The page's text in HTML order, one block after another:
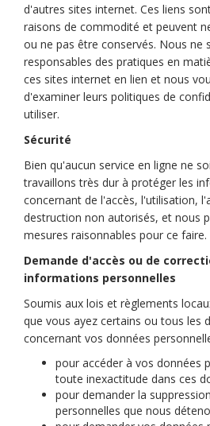
d'autres sites internet. Ces liens
raisons de commodité et peuvent
ou ne pas être conservés. Nous ne
responsables des pratiques en
ces sites internet en lien et nous
d'examiner leurs politiques de
utiliser.
Sécurité
Bien qu'aucun service en ligne ne
travaillons très dur à protéger les
concernant de l'accès, l'utilisation,
destruction non autorisés, et nous
mesures raisonnables pour ce faire.
Demande d'accès ou de
informations personnelles
Soumis aux lois et règlements
que vous ayez certains ou tous les
concernant vos données
pour accéder à vos données
toute inexactitude dans ces
pour demander la
personnelles que nous